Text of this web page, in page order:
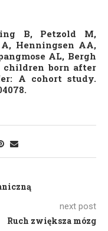
B, Petzold M,
Henningsen AA,
AL, Bergh
children born after
A cohort study.
next post
Ruch zwiększa mózg